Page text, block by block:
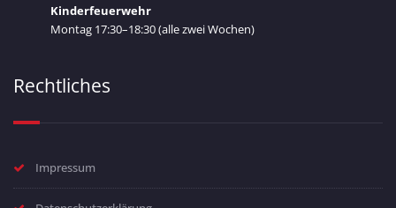
Kinderfeuerwehr
Montag 17:30–18:30 (alle zwei Wochen)
Rechtliches
Impressum